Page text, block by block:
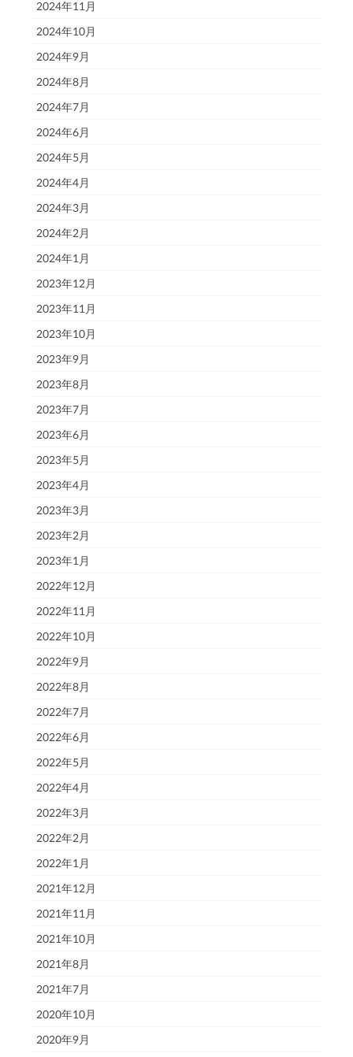
2024年11月
2024年10月
2024年9月
2024年8月
2024年7月
2024年6月
2024年5月
2024年4月
2024年3月
2024年2月
2024年1月
2023年12月
2023年11月
2023年10月
2023年9月
2023年8月
2023年7月
2023年6月
2023年5月
2023年4月
2023年3月
2023年2月
2023年1月
2022年12月
2022年11月
2022年10月
2022年9月
2022年8月
2022年7月
2022年6月
2022年5月
2022年4月
2022年3月
2022年2月
2022年1月
2021年12月
2021年11月
2021年10月
2021年8月
2021年7月
2020年10月
2020年9月